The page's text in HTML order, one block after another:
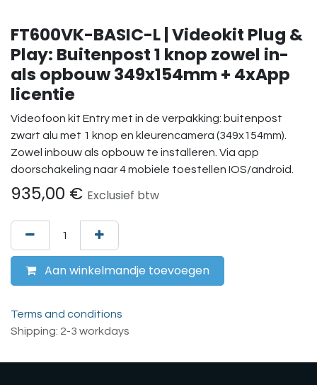
FT600VK-BASIC-L | Videokit Plug &
Play: Buitenpost 1 knop zowel in-
als opbouw 349x154mm + 4xApp
licentie
Videofoon kit Entry met in de verpakking: buitenpost
zwart alu met 1 knop en kleurencamera (349x154mm).
Zowel inbouw als opbouw te installeren. Via app
doorschakeling naar 4 mobiele toestellen IOS/android.
935,00 € Exclusief btw
Aan winkelmandje toevoegen
Terms and conditions
Shipping: 2-3 workdays